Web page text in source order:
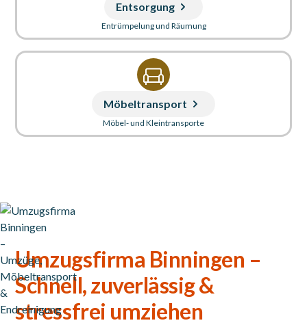
Entsorgung
Entrümpelung und Räumung
Möbeltransport
Möbel- und Kleintransporte
Umzugsfirma Binningen –
Schnell, zuverlässig &
stressfrei umziehen